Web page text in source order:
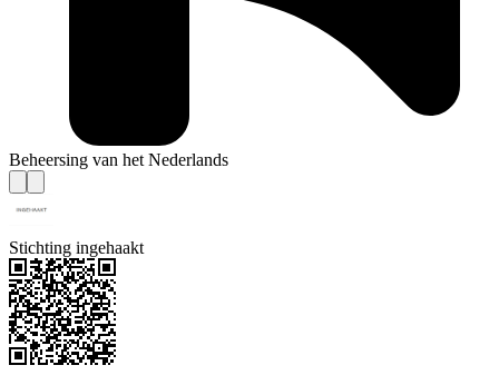
Beheersing van het Nederlands
Stichting ingehaakt